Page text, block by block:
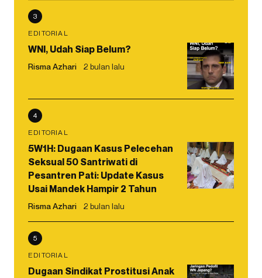
3
EDITORIAL
WNI, Udah Siap Belum?
Risma Azhari 2 bulan lalu
4
EDITORIAL
5W1H: Dugaan Kasus Pelecehan
Seksual 50 Santriwati di
Pesantren Pati: Update Kasus
Usai Mandek Hampir 2 Tahun
Risma Azhari 2 bulan lalu
5
EDITORIAL
Dugaan Sindikat Prostitusi Anak